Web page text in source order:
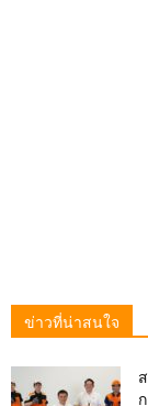
ข่าวที่น่าสนใจ